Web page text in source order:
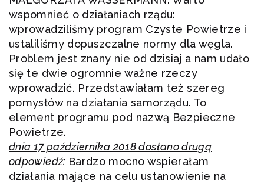
wspomnieć o działaniach rządu:
wprowadziliśmy program Czyste Powietrze i
ustaliliśmy dopuszczalne normy dla węgla.
Problem jest znany nie od dzisiaj a nam udało
się te dwie ogromnie ważne rzeczy
wprowadzić. Przedstawiałam też szereg
pomysłów na działania samorządu. To
element programu pod nazwą Bezpieczne
Powietrze.
dnia 17 października 2018 dosłano drugą
odpowiedź: Bardzo mocno wspierałam
działania mające na celu ustanowienie na